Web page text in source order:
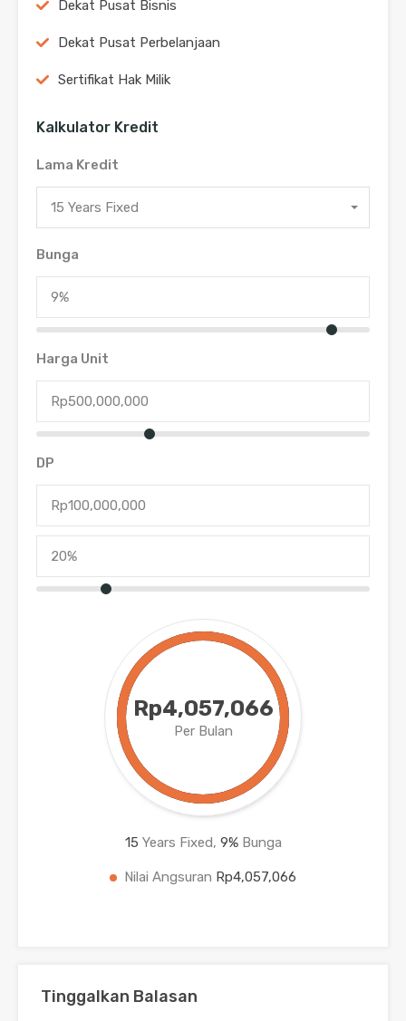
Dekat Pusat Bisnis
Dekat Pusat Perbelanjaan
Sertifikat Hak Milik
Kalkulator Kredit
Lama Kredit
15 Years Fixed
Bunga
Harga Unit
DP
Rp4,057,066
Per Bulan
15 Years Fixed, 9%Bunga
Nilai Angsuran Rp4,057,066
Tinggalkan Balasan